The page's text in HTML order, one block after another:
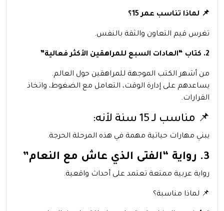
📌 لماذا تناسب عمر 15؟
تغرس قيم التعاون والثقة بالنفس.
2. كتاب “العادات السبع للمراهقين الأكثر فعالية”
من أشهر الكتب الموجهة للمراهقين حول العالم.
يساعدهم على إدارة الوقت، التعامل مع الضغوط، واتخاذ
القرارات.
📌 مناسب لـ 15 سنة لأنه:
يبني مهارات حياتية مهمة في هذه المرحلة الحرجة.
3. رواية “الفتى الذي عاش مع النعام”
رواية عربية ممتعة تعتمد على أحداث واقعية.
📌 لماذا مناسبة؟